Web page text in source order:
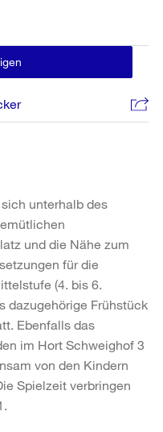
unterhalb des
und die Nähe zum
für die
(4. bis 6.
dazugehörige Frühstück
Ebenfalls das
im Hort Schweighof 3
von den Kindern
Spielzeit verbringen